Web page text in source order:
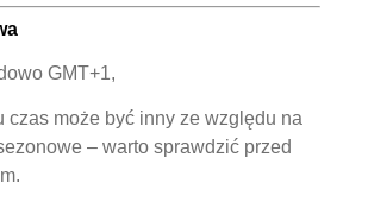
GMT+1,
czas może być inny ze względu na
– warto sprawdzić przed